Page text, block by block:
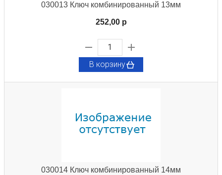
030013 Ключ комбинированный 13мм
252,00 p
В корзину
030014 Ключ комбинированный 14мм